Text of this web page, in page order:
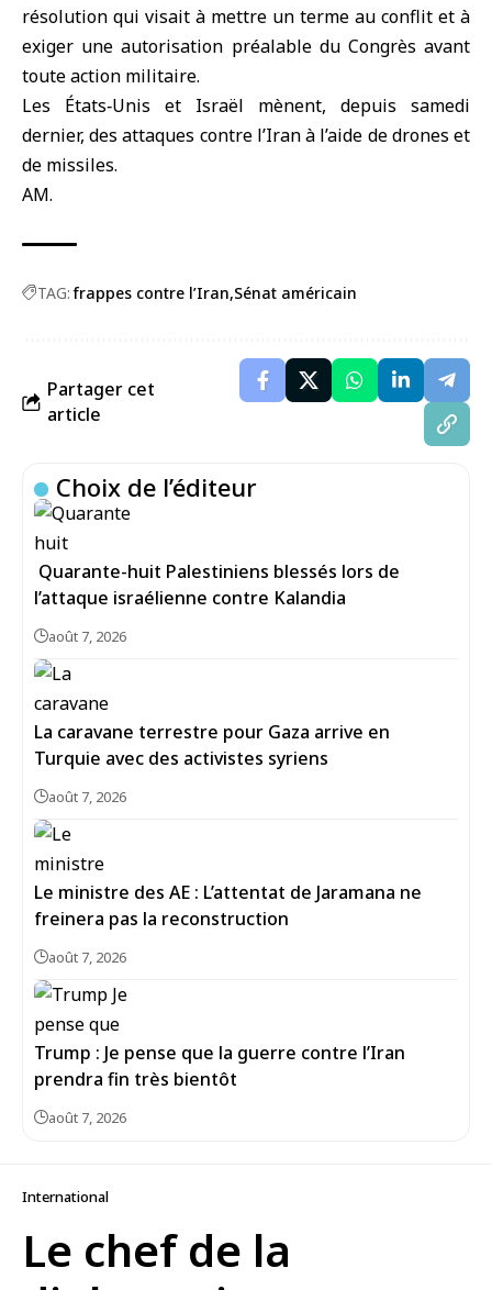
résolution qui visait à mettre un terme au conflit et à
exiger une autorisation préalable du Congrès avant
toute action militaire.
Les États‑Unis et Israël mènent, depuis samedi
dernier, des attaques contre l’Iran à l’aide de drones et
de missiles.
AM.
TAG: frappes contre l’Iran Sénat américain
Partager cet
article
Choix de l’éditeur
Quarante-huit Palestiniens blessés lors de
l’attaque israélienne contre Kalandia
août 7, 2026
La caravane terrestre pour Gaza arrive en
Turquie avec des activistes syriens
août 7, 2026
Le ministre des AE : L’attentat de Jaramana ne
freinera pas la reconstruction
août 7, 2026
Trump : Je pense que la guerre contre l’Iran
prendra fin très bientôt
août 7, 2026
International
Le chef de la